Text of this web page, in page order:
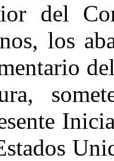
del
los